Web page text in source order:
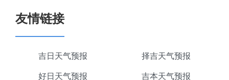
友情链接
吉日天气预报 择吉天气预报
好日天气预报 吉本天气预报